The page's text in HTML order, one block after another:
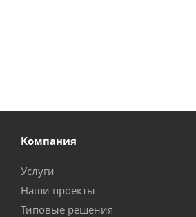
Компания
Услуги
Наши проекты
Типовые решения